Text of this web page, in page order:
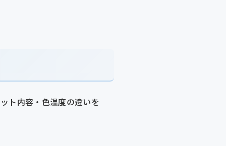
ト内容・色温度の違いを